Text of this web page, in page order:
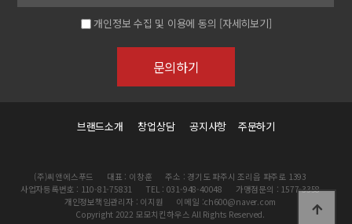
개인정보 수집 및 이용에 동의 [자세히보기]
브랜드소개 창업상담 공지사항 주문하기
(주)씨앤에스푸드 대표 : 이창훈
주소 : 경기도 파주시 조리읍 파주로 1393
사업자등록번호 : 110-81-75831
TEL : 031-948-40048
가맹점문의 : 1577-3358
개인정보책임관리자 : 이지원
이메일 :ch600@naver.com
Copyright 2022 모모치킨하우스 All Rights Reserved.